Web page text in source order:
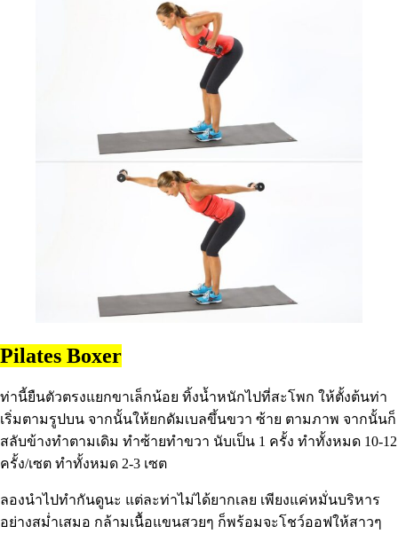
Pilates Boxer
ท่านี้ยืนตัวตรงแยกขาเล็กน้อย ทิ้งน้ำหนักไปที่สะโพก ให้ตั้งต้นท่า
เริ่มตามรูปบน จากนั้นให้ยกดัมเบลขึ้นขวา ซ้าย ตามภาพ จากนั้นก็
สลับข้างทำตามเดิม ทำซ้ายทำขวา นับเป็น 1 ครั้ง ทำทั้งหมด 10-12
ครั้ง/เซต ทำทั้งหมด 2-3 เซต
ลองนำไปทำกันดูนะ แต่ละท่าไม่ได้ยากเลย เพียงแค่หมั่นบริหาร
อย่างสม่ำเสมอ กล้ามเนื้อแขนสวยๆ ก็พร้อมจะโชว์ออฟให้สาวๆ